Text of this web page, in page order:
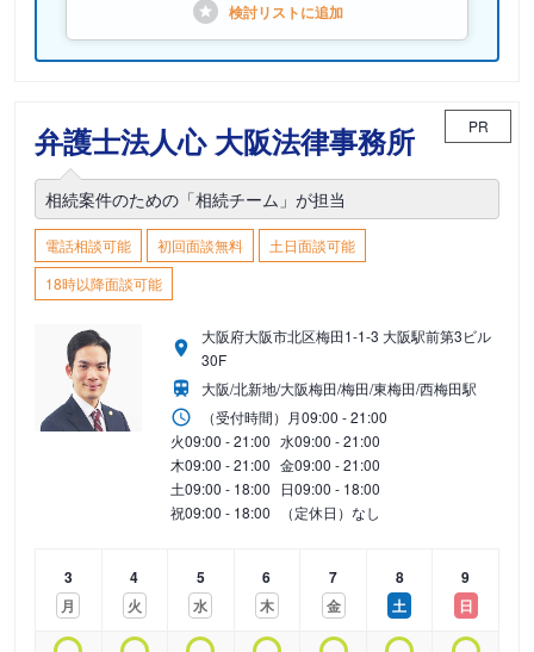
検討リストに追加
弁護士法人心 大阪法律事務所 PR
相続案件のための「相続チーム」が担当
電話相談可能 初回面談無料
土日面談可能
18時以降面談可能
大阪府大阪市北区梅田1-1-3 大阪駅前第3ビル
30F
大阪/北新地/大阪梅田/梅田/東梅田/西梅田駅
（受付時間） 月09:00 - 21:00
火09:00 - 21:00 水09:00 - 21:00
木09:00 - 21:00 金09:00 - 21:00
土09:00 - 18:00 日09:00 - 18:00
祝09:00 - 18:00 （定休日）なし
3
月
4
火
5
水
6
木
7
金
8
土
9
日